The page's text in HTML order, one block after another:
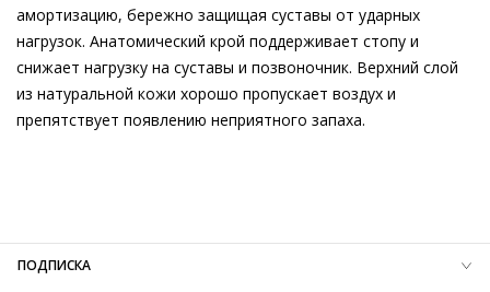
амортизацию, бережно защищая суставы от ударных
нагрузок. Анатомический крой поддерживает стопу и
снижает нагрузку на суставы и позвоночник. Верхний слой
из натуральной кожи хорошо пропускает воздух и
препятствует появлению неприятного запаха.
Материал подошвы Кожаная подошва с изысканной
отделкой и резиновой вставкой
ПОДПИСКА